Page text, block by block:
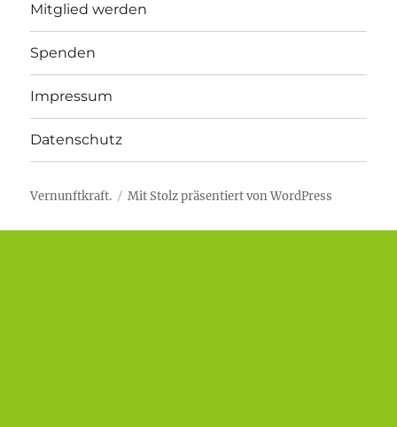
Mitglied werden
Spenden
Impressum
Datenschutz
Vernunftkraft. Mit Stolz präsentiert von WordPress